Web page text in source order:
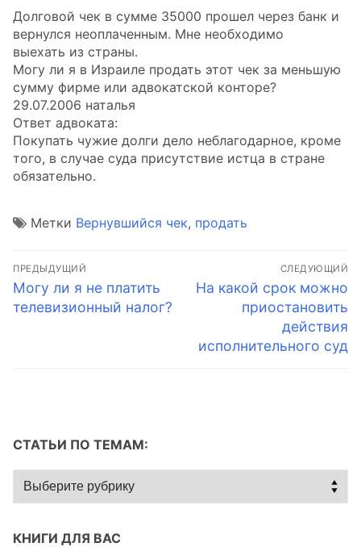
Долговой чек в сумме 35000 прошел через банк и
вернулся неоплаченным. Мне необходимо
выехать из страны.
Могу ли я в Израиле продать этот чек за меньшую
сумму фирме или адвокатской конторе?
29.07.2006 наталья
Ответ адвоката:
Покупать чужие долги дело неблагодарное, кроме
того, в случае суда присутствие истца в стране
обязательно.
Метки Вернувшийся чек, продать
Навигация
по
записям
ПРЕДЫДУЩИЙ
Предыдущая
запись:
Могу ли я не платить
телевизионный налог?
СЛЕДУЮЩИЙ
Следующая
На какой срок можно
приостановить
действия
исполнительного суд
СТАТЬИ ПО ТЕМАМ:
Статьи
по
КНИГИ ДЛЯ ВАС